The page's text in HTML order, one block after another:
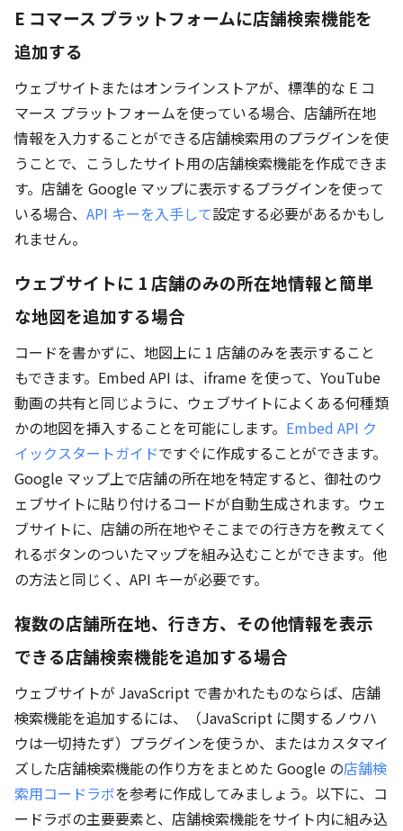
E コマース プラットフォームに店舗検索機能を
追加する
ウェブサイトまたはオンラインストアが、標準的な E コ
マース プラットフォームを使っている場合、店舗所在地
情報を入力することができる店舗検索用のプラグインを使
うことで、こうしたサイト用の店舗検索機能を作成できま
す。店舗を Google マップに表示するプラグインを使って
いる場合、 API キーを入手して設定する必要があるかもし
れません。
ウェブサイトに 1 店舗のみの所在地情報と簡単
な地図を追加する場合
コードを書かずに、地図上に 1 店舗のみを表示すること
もできます。Embed API は、iframe を使って、YouTube
動画の共有と同じように、ウェブサイトによくある何種類
かの地図を挿入することを可能にします。 Embed API ク
イックスタートガイドですぐに作成することができます。
Google マップ上で店舗の所在地を特定すると、御社のウ
ェブサイトに貼り付けるコードが自動生成されます。ウェ
ブサイトに、店舗の所在地やそこまでの行き方を教えてく
れるボタンのついたマップを組み込むことができます。他
の方法と同じく、API キーが必要です。
複数の店舗所在地、行き方、その他情報を表示
できる店舗検索機能を追加する場合
ウェブサイトが JavaScript で書かれたものならば、店舗
検索機能を追加するには、（JavaScript に関するノウハ
ウは一切持たず）プラグインを使うか、またはカスタマイ
ズした店舗検索機能の作り方をまとめた Google の店舗検
索用コードラボを参考に作成してみましょう。以下に、コ
ードラボの主要要素と、店舗検索機能をサイト内に組み込